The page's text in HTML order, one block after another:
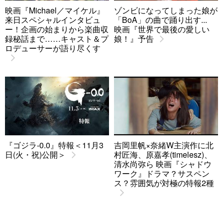
映画『Michael／マイケル』
来日スペシャルインタビュ
ー！企画の始まりから楽曲収
録秘話まで……キャスト＆プ
ロデューサーが語り尽くす
ゾンビになってしまった娘が
「BoA」の曲で踊り出す...
映画『世界で最後の愛しい
娘！』予告
『ゴジラ-0.0』特報＜11月3
日(火・祝)公開＞
吉岡里帆×奈緒W主演作に北
村匠海、原嘉孝(timelesz)、
清水尚弥ら 映画『シャドウ
ワーク』ドラマ？サスペン
ス？雰囲気が対極の特報2種